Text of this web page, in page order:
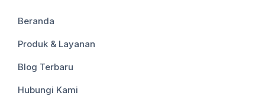
Beranda
Produk & Layanan
Blog Terbaru
Hubungi Kami